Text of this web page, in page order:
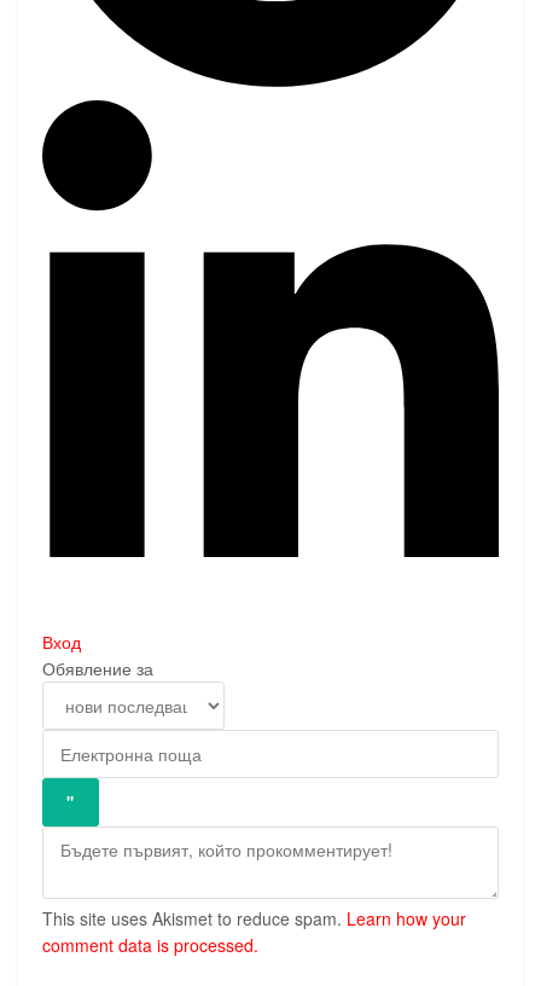
Вход
Обявление за
This site uses Akismet to reduce spam. Learn how your
comment data is processed.